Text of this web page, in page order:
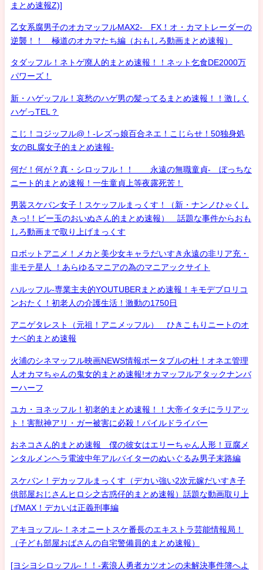
まとめ速報Z)]
乙女系腐男子のオカマッフルMAX2- FX！オ・カマトレーダーの
逆襲！！ 極道のオカマたち編（おもしろ動画まとめ速報）
タダッフル！ネトゲ廃人的まとめ速報！！ネット乞食DE2000万
パワーズ！
新・ハゲッフル！哀愁のハゲ男の髪ってるまとめ速報！！激しく
ハゲっTEL？
こじ！コジッフル@！-レズっ娘百合ネエ！こじらせ！50独身処
女のBL腐女子的まとめ速報-
何だ！何が？真・シロッフル！！ 永遠の無職童貞- ぼっちな
ニート的まとめ速報！一生童貞上等夜露死苦！
男装スケバン女子！スケッフルまっくす！（新・ナンノひゃくし
きっ!！ビー玉のおいぬさん的まとめ速報） 話題な事件からおも
しろ動画まで取り上げまっくす
ロボットアニメ！メカと美少女キャラだいすき永遠の非リア充・
非モテ星人 ！あらゆるマニアの為のマニアックサイト
ハルッフル-専業主夫的YOUTUBERまとめ速報！キモデブロリコ
ンおたく！初老人の介護生活！激動の1750日
アニゲタレスト（元祖！アニメッフル） ひきこもりニートのオ
ナベ的まとめ速報
火浦のシネマッフル映画NEWS情報ポータブルの杜！オネエ管理
人オカマちゃんの鬼女的まとめ速報!オカマッフルアタックナンバ
ーハーフ
ユカ・ヨネッフル！初老的まとめ速報！！大帝イタチにラリアッ
ト！害獣神アリ・ガー被害に必殺！パイルドライバー
おネコさん的まとめ速報 僕の彼女はエリーちゃん人形！豆腐メ
ンタルメンヘラ電波中年アルバイターのぬいぐるみ男子末路編
スケバン！デカッフルまっくす（デカい強い2次元嫁だいすき子
供部屋おじさんヒロシ之古惑仔的まとめ速報）話題な動画取り上
げMAX！デカいは正義刑事編
アキヨッフル-！ネオニートスケ番長のエキストラ芸能情報局！
（子ども部屋おばさんの自宅警備員的まとめ速報）
[ヨシヨシロッフル-！！-素浪人勇者カツオンの未解決事件簿へよ